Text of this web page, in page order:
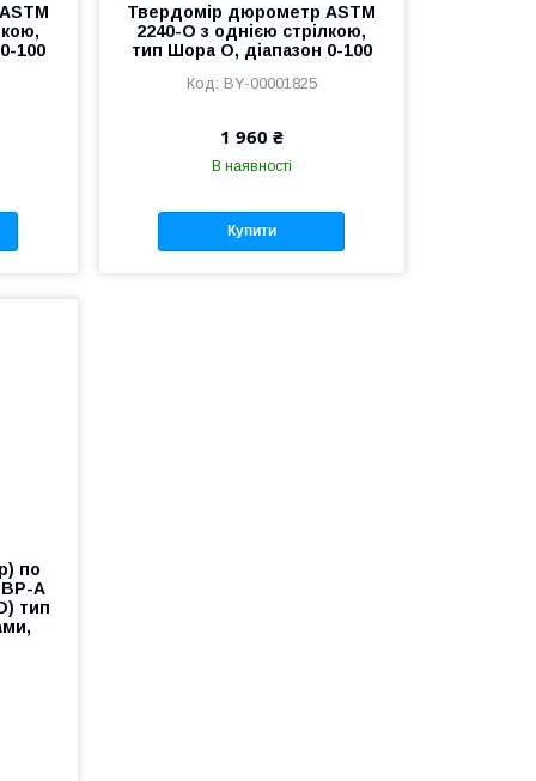
100
Твердомір дюрометр ASTM
2240-O з однією стрілкою,
тип Шора O, діапазон 0-100
BY-00001825
1 960 ₴
В наявності
Купити
по
A
тип